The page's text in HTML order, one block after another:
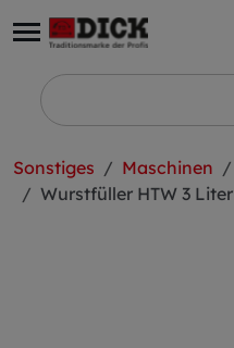
Sonstiges Maschinen
Wurstfüller HTW 3 Liter